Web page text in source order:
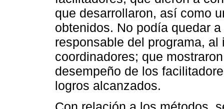
que desarrollaron, así como
obtenidos. No podía quedar
responsable del programa,
coordinadores; que
desempeño de los
logros alcanzados.